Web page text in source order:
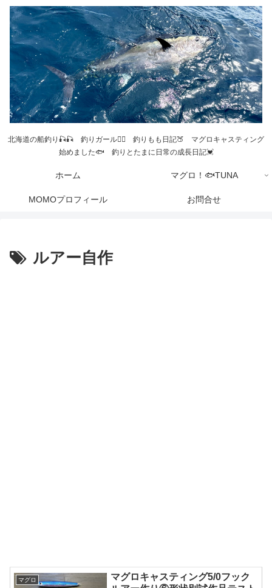
北海道の船釣り🎣🎣 釣りガール💁‍♀️ 釣りもも日記🍑 マグロキャスティング
始めました🐟 釣りとたまに日常の成長日記💓
ホーム マグロ！🐟TUNA
MOMOプロフィール お問合せ
ルアー自作
マグロ
マグロキャスティング5/0フック